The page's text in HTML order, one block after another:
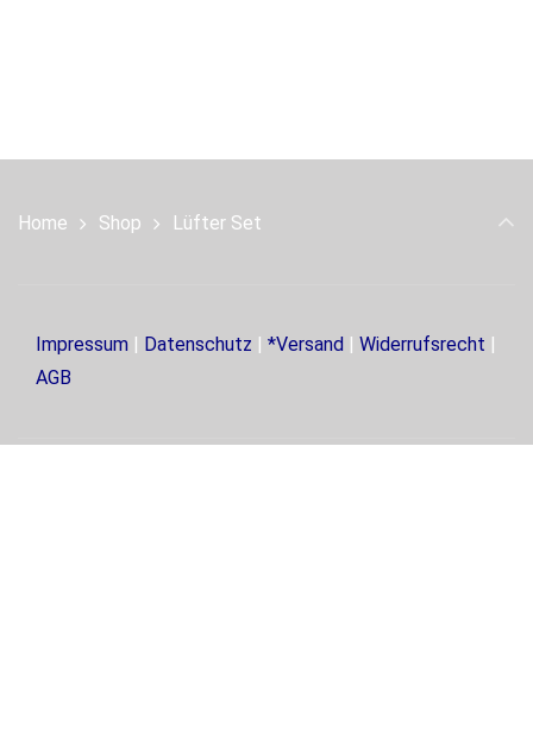
Home Shop Lüfter Set
Impressum | Datenschutz | *Versand | Widerrufsrecht |
AGB